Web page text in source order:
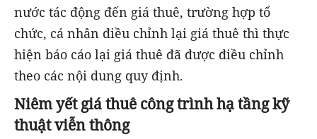
nước tác động đến giá thuê, trường hợp tổ
chức, cá nhân điều chỉnh lại giá thuê thì thực
hiện báo cáo lại giá thuê đã được điều chỉnh
theo các nội dung quy định.
Niêm yết giá thuê công trình hạ tầng kỹ
thuật viễn thông